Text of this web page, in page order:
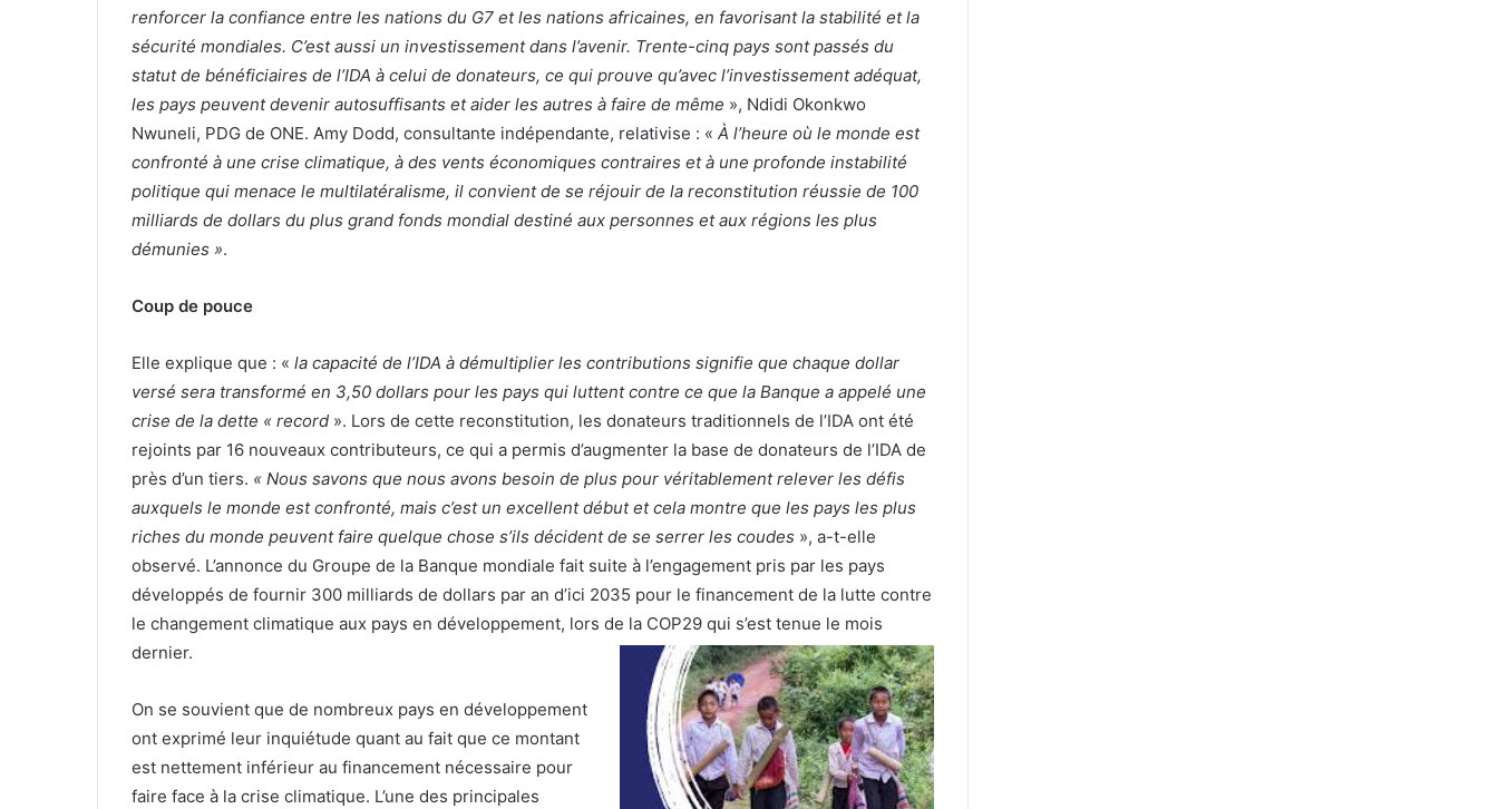
renforcer la confiance entre les nations du G7 et les nations africaines, en favorisant la stabilité et la
sécurité mondiales. C’est aussi un investissement dans l’avenir. Trente-cinq pays sont passés du
statut de bénéficiaires de l’IDA à celui de donateurs, ce qui prouve qu’avec l’investissement adéquat,
les pays peuvent devenir autosuffisants et aider les autres à faire de même », Ndidi Okonkwo
Nwuneli, PDG de ONE. Amy Dodd, consultante indépendante, relativise : « À l’heure où le monde est
confronté à une crise climatique, à des vents économiques contraires et à une profonde instabilité
politique qui menace le multilatéralisme, il convient de se réjouir de la reconstitution réussie de 100
milliards de dollars du plus grand fonds mondial destiné aux personnes et aux régions les plus
démunies ».
Coup de pouce
Elle explique que : « la capacité de l’IDA à démultiplier les contributions signifie que chaque dollar
versé sera transformé en 3,50 dollars pour les pays qui luttent contre ce que la Banque a appelé une
crise de la dette « record ». Lors de cette reconstitution, les donateurs traditionnels de l’IDA ont été
rejoints par 16 nouveaux contributeurs, ce qui a permis d’augmenter la base de donateurs de l’IDA de
près d’un tiers. « Nous savons que nous avons besoin de plus pour véritablement relever les défis
auxquels le monde est confronté, mais c’est un excellent début et cela montre que les pays les plus
riches du monde peuvent faire quelque chose s’ils décident de se serrer les coudes », a-t-elle
observé. L’annonce du Groupe de la Banque mondiale fait suite à l’engagement pris par les pays
développés de fournir 300 milliards de dollars par an d’ici 2035 pour le financement de la lutte contre
le changement climatique aux pays en développement, lors de la COP29 qui s’est tenue le mois
dernier.
On se souvient que de nombreux pays en développement
ont exprimé leur inquiétude quant au fait que ce montant
est nettement inférieur au financement nécessaire pour
faire face à la crise climatique. L’une des principales